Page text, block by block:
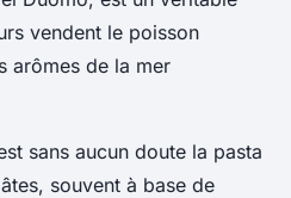
vendent le poisson
arômes de la mer
sans aucun doute la pasta
souvent à base de